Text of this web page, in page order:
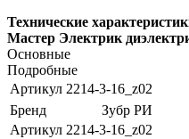
Технические
Мастер Электрик
Основные
Подробные
Артикул 2214-3-16_z02
Бренд
Зубр РИ
Артикул 2214-3-16_z02